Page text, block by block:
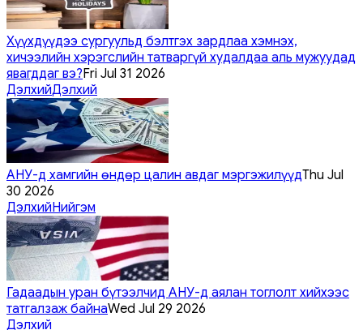
Хүүхдүүдээ сургуульд бэлтгэх зардлаа хэмнэх,
хичээлийн хэрэгслийн татваргүй худалдаа аль мужуудад
явагддаг вэ?Fri Jul 31 2026
ДэлхийДэлхий
АНУ-д хамгийн өндөр цалин авдаг мэргэжилүүдThu Jul
30 2026
ДэлхийНийгэм
Гадаадын уран бүтээлчид АНУ-д аялан тоглолт хийхээс
татгалзаж байнаWed Jul 29 2026
Дэлхий